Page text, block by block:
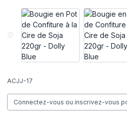
ACJJ-17
Connectez-vous ou inscrivez-vous